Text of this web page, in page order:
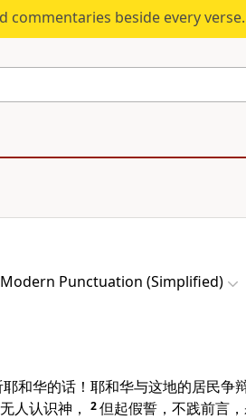
commentaries beside every verse.
Punctuation (Simplified)
和华的话！耶和华与这地的居民争
人认识神，
2但起假誓，不践前言，